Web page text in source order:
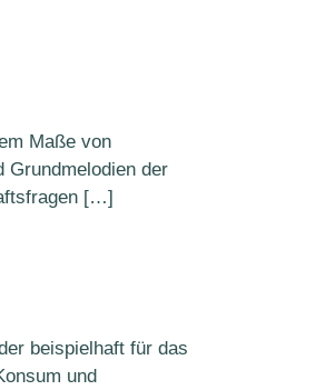
Maße von
Grundmelodien der
[…]
beispielhaft für das
und